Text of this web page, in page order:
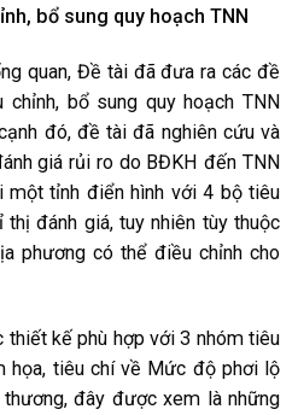
bổ sung quy hoạch TNN
quan, Đề tài đã đưa ra các đề
bổ sung quy hoạch TNN
đó, đề tài đã nghiên cứu và
giá rủi ro do BĐKH đến TNN
một tỉnh điển hình với 4 bộ tiêu
đánh giá, tuy nhiên tùy thuộc
phương có thể điều chỉnh cho
kế phù hợp với 3 nhóm tiêu
họa, tiêu chí về Mức độ phơi lộ
đây được xem là những